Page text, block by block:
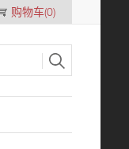
购物车(0)